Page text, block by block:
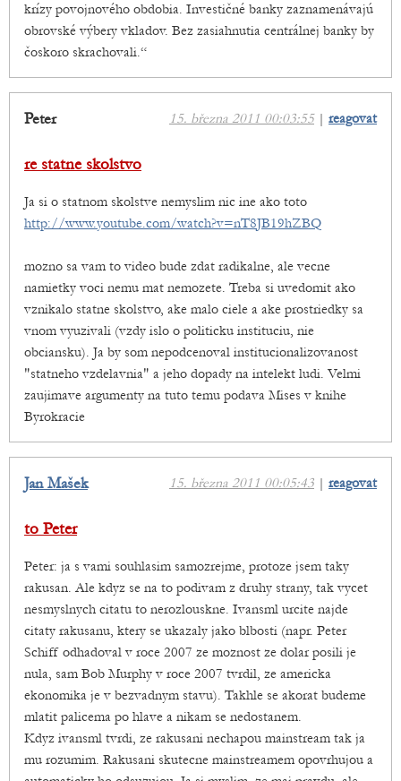
krízy povojnového obdobia. Investičné banky zaznamenávajú
obrovské výbery vkladov. Bez zasiahnutia centrálnej banky by
čoskoro skrachovali.“
15. března 2011 00:03:55| reagovat
Peter
re statne skolstvo
Ja si o statnom skolstve nemyslim nic ine ako toto
http://www.youtube.com/watch?v=nT8JB19hZBQ
mozno sa vam to video bude zdat radikalne, ale vecne
namietky voci nemu mat nemozete. Treba si uvedomit ako
vznikalo statne skolstvo, ake malo ciele a ake prostriedky sa
vnom vyuzivali (vzdy islo o politicku instituciu, nie
obciansku). Ja by som nepodcenoval institucionalizovanost
"statneho vzdelavnia" a jeho dopady na intelekt ludi. Velmi
zaujimave argumenty na tuto temu podava Mises v knihe
Byrokracie
15. března 2011 00:05:43 | reagovat
Jan Mašek
to Peter
Peter: ja s vami souhlasim samozrejme, protoze jsem taky
rakusan. Ale kdyz se na to podivam z druhy strany, tak vycet
nesmyslnych citatu to nerozlouskne. Ivansml urcite najde
citaty rakusanu, ktery se ukazaly jako blbosti (napr. Peter
Schiff odhadoval v roce 2007 ze moznost ze dolar posili je
nula, sam Bob Murphy v roce 2007 tvrdil, ze americka
ekonomika je v bezvadnym stavu). Takhle se akorat budeme
mlatit palicema po hlave a nikam se nedostanem.
Kdyz ivansml tvrdi, ze rakusani nechapou mainstream tak ja
mu rozumim. Rakusani skutecne mainstreamem opovrhujou a